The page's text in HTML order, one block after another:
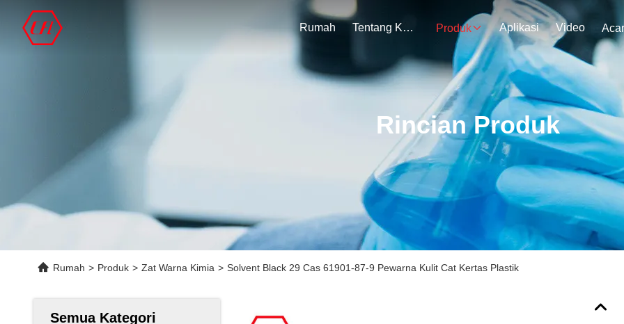
Rumah Tentang Kami Produk Aplikasi Video
Rincian Produk
Rumah > Produk > Zat Warna Kimia > Solvent Black 29 Cas 61901-87-9 Pewarna Kulit Cat Kertas Plastik
Semua Kategori